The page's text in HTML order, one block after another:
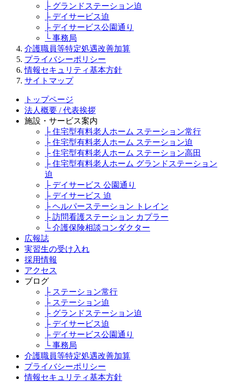
├ グランドステーション迫
├ デイサービス迫
├ デイサービス公園通り
└ 事務局
介護職員等特定処遇改善加算
プライバシーポリシー
情報セキュリティ基本方針
サイトマップ
トップページ
法人概要 / 代表挨拶
施設・サービス案内
├ 住宅型有料老人ホーム ステーション常行
├ 住宅型有料老人ホーム ステーション迫
├ 住宅型有料老人ホーム ステーション高田
├ 住宅型有料老人ホーム グランドステーション
迫
├ デイサービス 公園通り
├ デイサービス 迫
├ ヘルパーステーション トレイン
├ 訪問看護ステーション カプラー
└ 介護保険相談コンダクター
広報誌
実習生の受け入れ
採用情報
アクセス
ブログ
├ ステーション常行
├ ステーション迫
├ グランドステーション迫
├ デイサービス迫
├ デイサービス公園通り
└ 事務局
介護職員等特定処遇改善加算
プライバシーポリシー
情報セキュリティ基本方針